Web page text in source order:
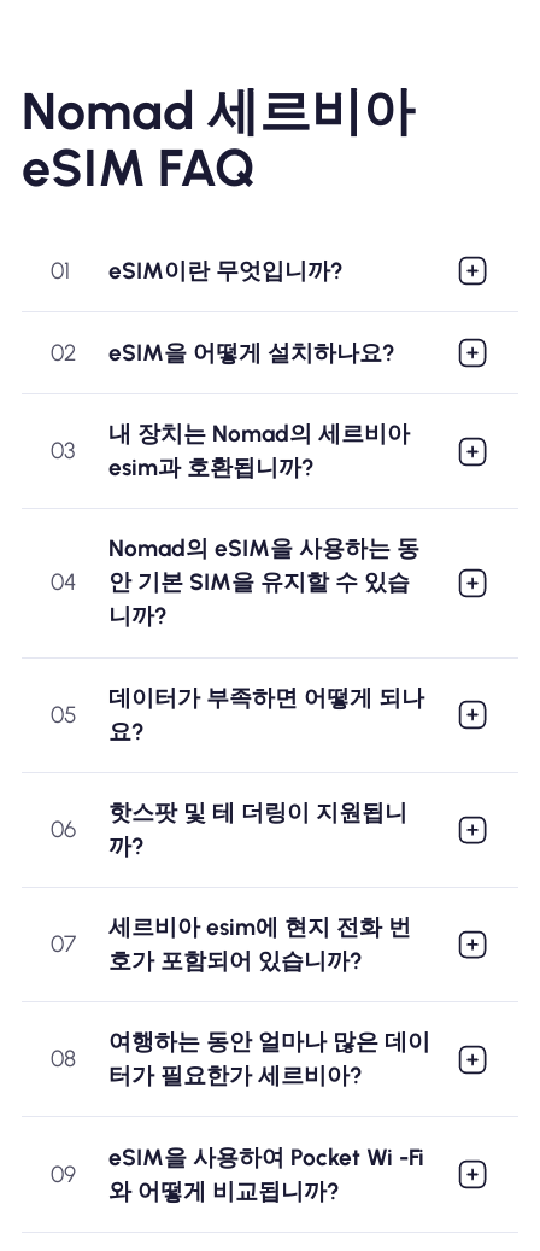
Nomad 세르비아
eSIM FAQ
01 eSIM이란 무엇입니까?
02 eSIM을 어떻게 설치하나요?
03
내 장치는 Nomad의 세르비아
esim과 호환됩니까?
04
Nomad의 eSIM을 사용하는 동
안 기본 SIM을 유지할 수 있습
니까?
05
데이터가 부족하면 어떻게 되나
요?
06
핫스팟 및 테 더링이 지원됩니
까?
07
세르비아 esim에 현지 전화 번
호가 포함되어 있습니까?
08
여행하는 동안 얼마나 많은 데이
터가 필요한가 세르비아?
09
eSIM을 사용하여 Pocket Wi -Fi
와 어떻게 비교됩니까?